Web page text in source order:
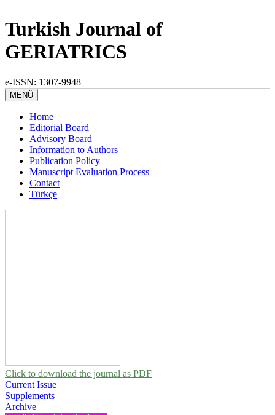
Turkish Journal of
GERIATRICS
e-ISSN: 1307-9948
MENÜ
Home
Editorial Board
Advisory Board
Information to Authors
Publication Policy
Manuscript Evaluation Process
Contact
Türkçe
Click to download the journal as PDF
Current Issue
Supplements
Archive